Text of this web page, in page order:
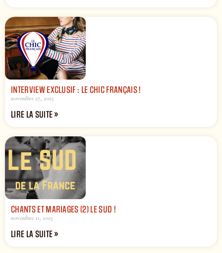
INTERVIEW EXCLUSIF : LE CHIC FRANÇAIS !
novembre 27, 2025
LIRE LA SUITE »
CHANTS ET MARIAGES (2) LE SUD !
novembre 11, 2025
LIRE LA SUITE »